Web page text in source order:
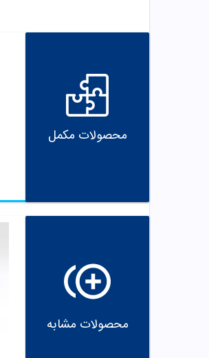
محصولات مکمل
محصولات مشابه